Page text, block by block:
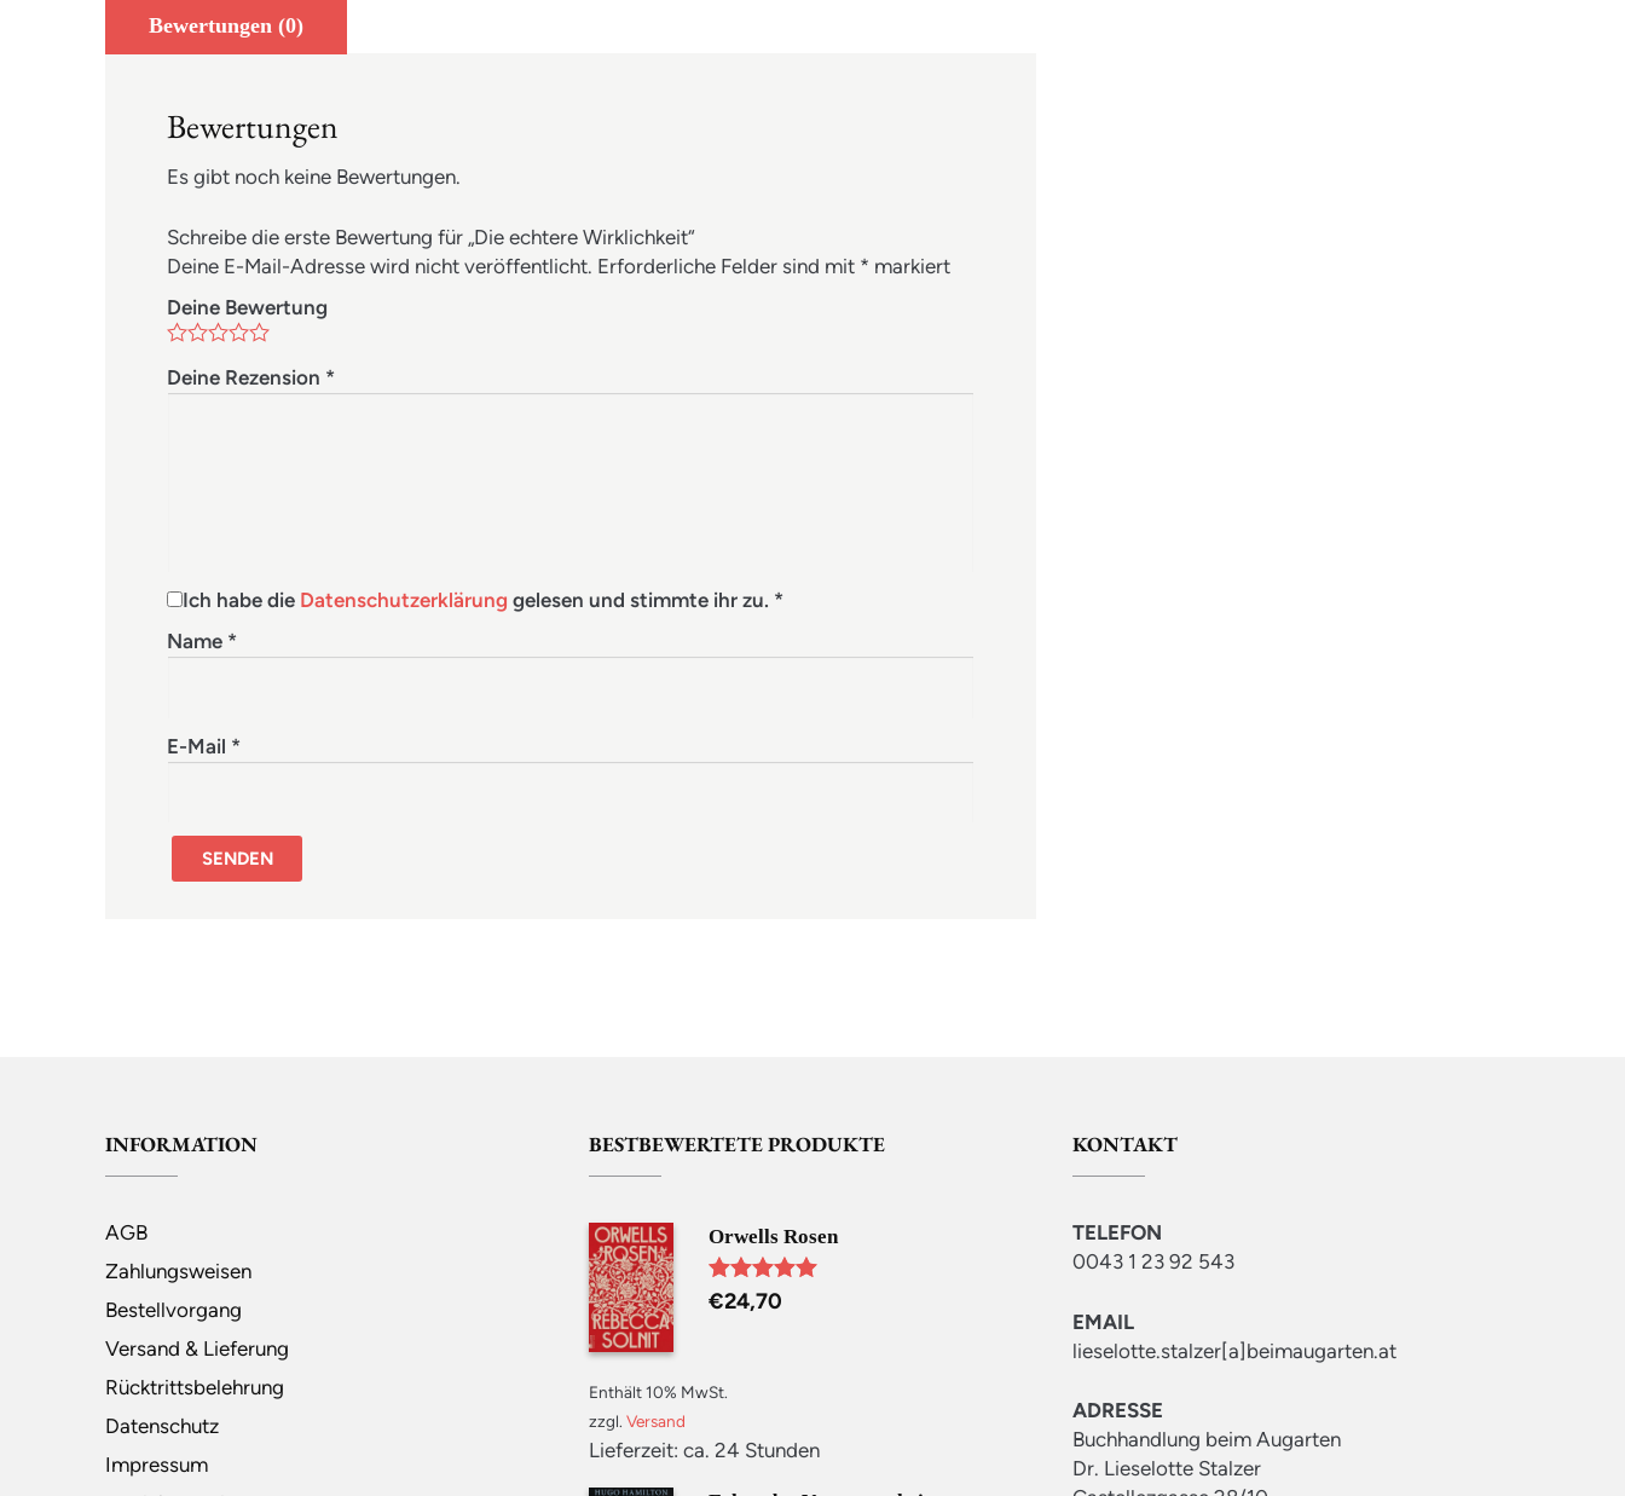
Bewertungen (0)
Bewertungen
Es gibt noch keine Bewertungen.
Schreibe die erste Bewertung für „Die echtere Wirklichkeit“
Deine E-Mail-Adresse wird nicht veröffentlicht. Erforderliche Felder sind mit * markiert
Deine Bewertung
Deine Rezension *
Ich habe die Datenschutzerklärung gelesen und stimmte ihr zu. *
Name *
E-Mail *
INFORMATION
AGB
Zahlungsweisen
Bestellvorgang
Versand & Lieferung
Rücktrittsbelehrung
Datenschutz
Impressum
BESTBEWERTETE PRODUKTE
Orwells Rosen
Bewertet mit
€24,70
Enthält 10% MwSt.
zzgl. Versand
Lieferzeit: ca. 24 Stunden
KONTAKT
TELEFON
0043 1 23 92 543
EMAIL
lieselotte.stalzer[a]beimaugarten.at
ADRESSE
Buchhandlung beim Augarten
Dr. Lieselotte Stalzer